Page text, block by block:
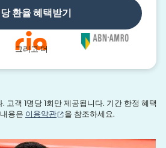
환율 혜택받기
그리고 더
고객 1명당 1회만 제공됩니다. 기간 한정 혜택
용은 이용약관 (새 창에서 열림)
을 참조하세요.